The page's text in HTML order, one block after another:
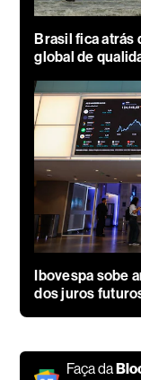
Brasil fica atrás
global de
Ibovespa sobe
dos juros
Faça da